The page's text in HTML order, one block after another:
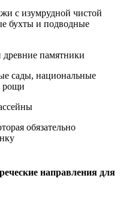
с изумрудной чистой
бухты и подводные
памятники
сады, национальные
рощи
обязательно
ребёнку
направления для